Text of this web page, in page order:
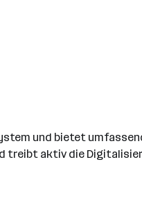
und bietet
aktiv die